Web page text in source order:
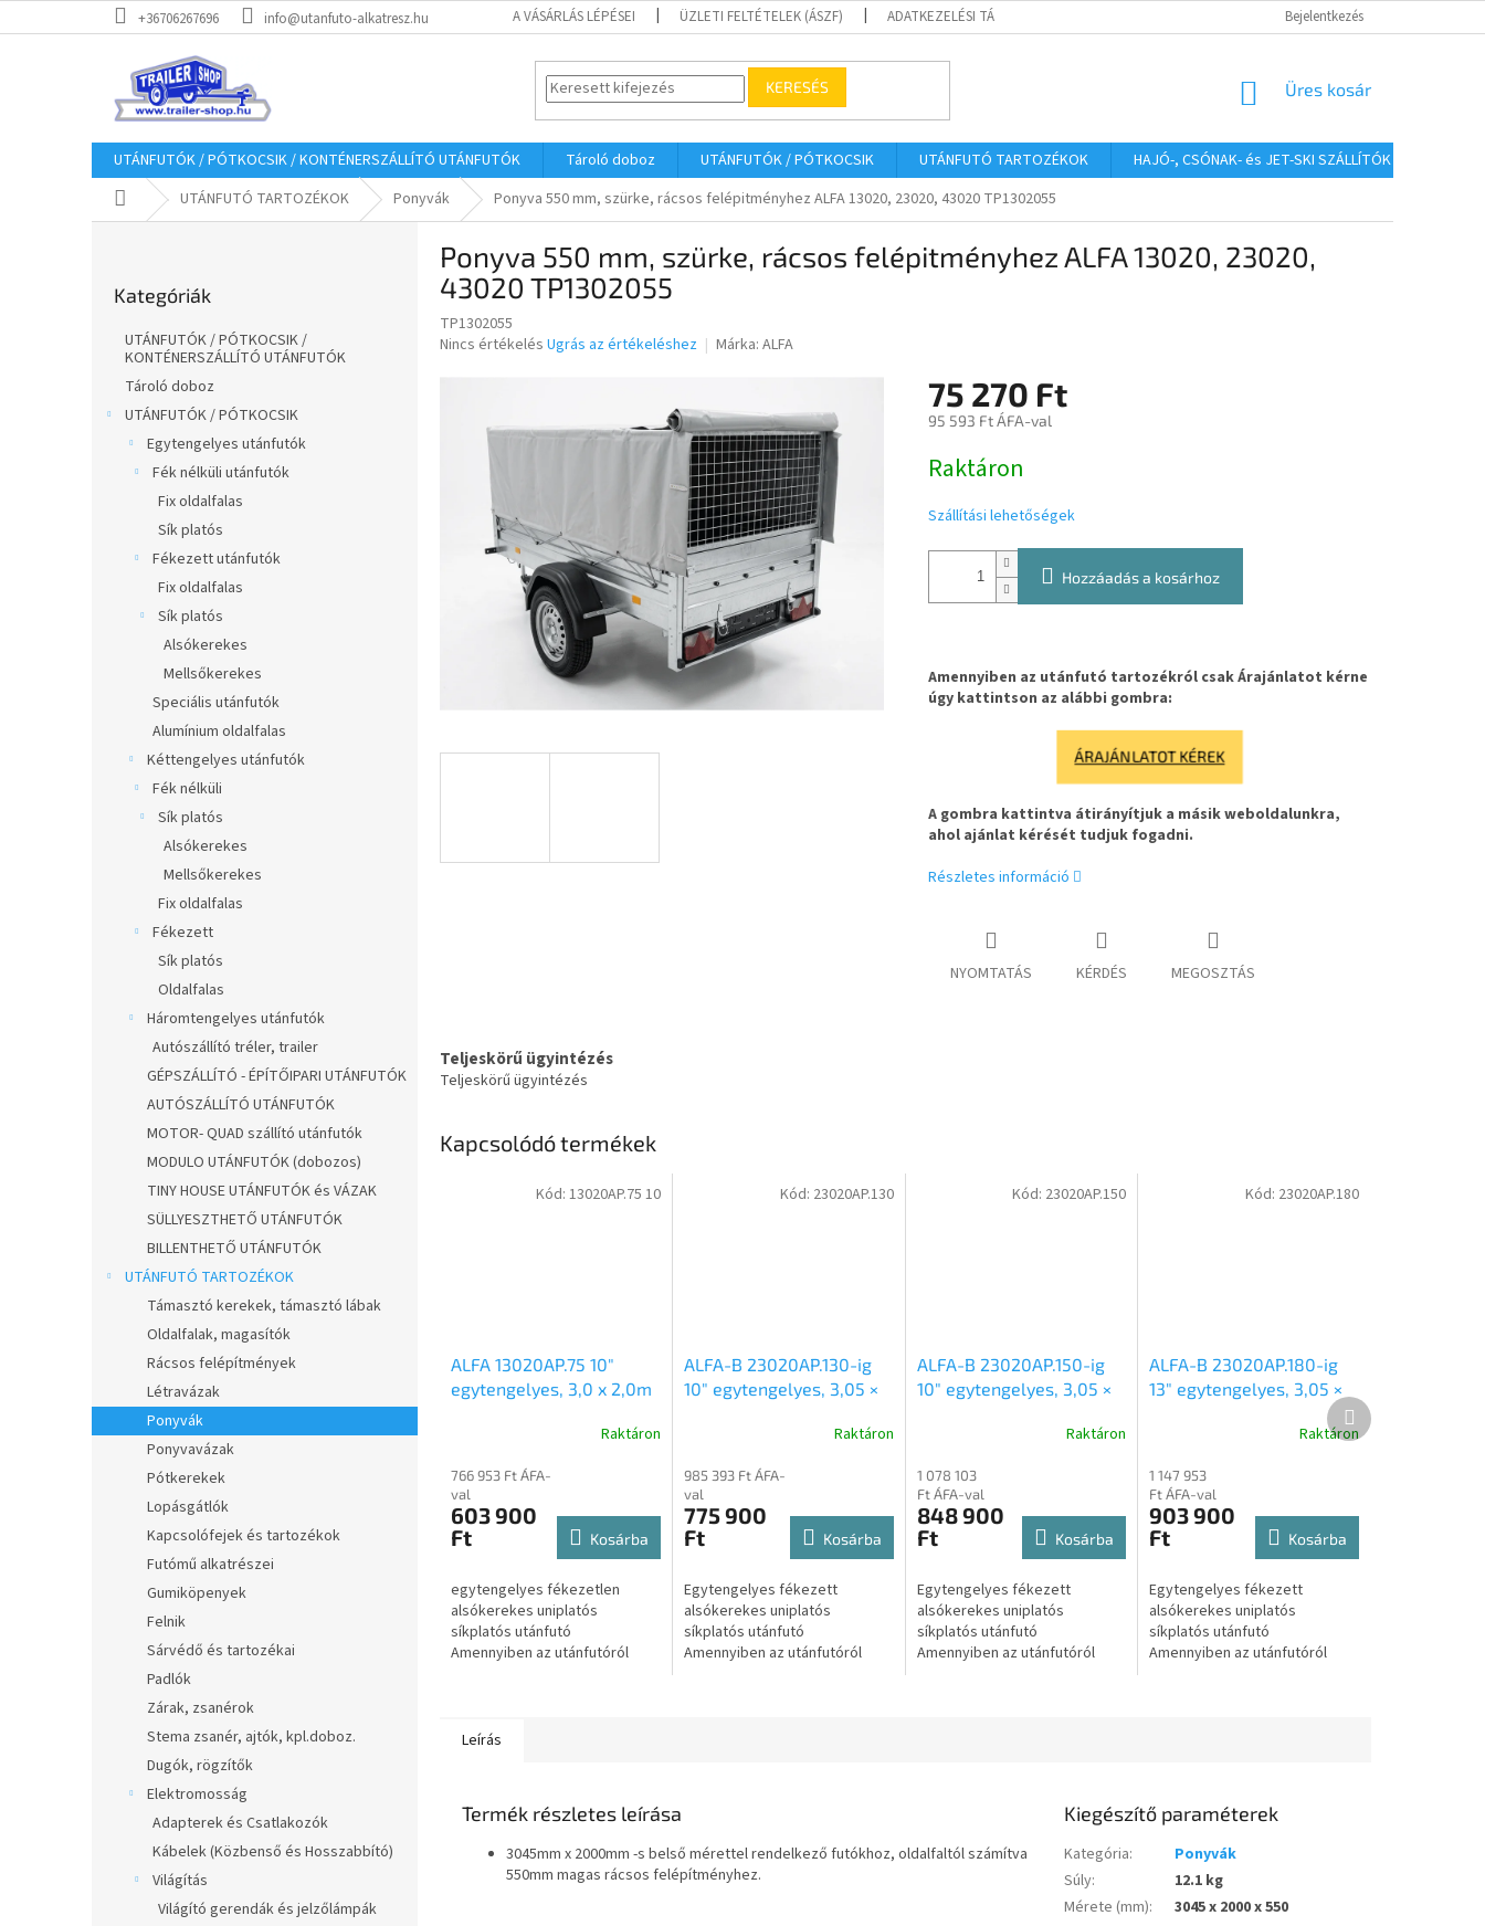
a
+36706267696 info@utanfuto-alkatresz.hu A VÁSÁRLÁS LÉPÉSEI ÜZLETI FELTÉTELEK (ÁSZF) ADATKEZELÉSI TÁJÉKOZTATÓ Bejelentkezés
KERESÉS KOSÁR
Üres kosár
UTÁNFUTÓK / PÓTKOCSIK / KONTÉNERSZÁLLÍTÓ UTÁNFUTÓK Tároló doboz UTÁNFUTÓK / PÓTKOCSIK UTÁNFUTÓ TARTOZÉKOK HAJÓ-, CSÓNAK- és JET-SKI SZÁLLÍTÓK
KezdőlapUTÁNFUTÓ TARTOZÉKOK Ponyvák Ponyva 550 mm, szürke, rácsos felépitményhez ALFA 13020, 23020, 43020 TP1302055
átugrása
Kategóriák
UTÁNFUTÓK / PÓTKOCSIK /
KONTÉNERSZÁLLÍTÓ UTÁNFUTÓK
Tároló doboz
UTÁNFUTÓK / PÓTKOCSIK
Egytengelyes utánfutók
Fék nélküli utánfutók
Fix oldalfalas
Sík platós
Fékezett utánfutók
Fix oldalfalas
Sík platós
Alsókerekes
Mellsőkerekes
Speciális utánfutók
Alumínium oldalfalas
Kéttengelyes utánfutók
Fék nélküli
Sík platós
Alsókerekes
Mellsőkerekes
Fix oldalfalas
Fékezett
Sík platós
Oldalfalas
Háromtengelyes utánfutók
Autószállító tréler, trailer
GÉPSZÁLLÍTÓ - ÉPÍTŐIPARI UTÁNFUTÓK
AUTÓSZÁLLÍTÓ UTÁNFUTÓK
MOTOR- QUAD szállító utánfutók
MODULO UTÁNFUTÓK (dobozos)
TINY HOUSE UTÁNFUTÓK és VÁZAK
SÜLLYESZTHETŐ UTÁNFUTÓK
BILLENTHETŐ UTÁNFUTÓK
UTÁNFUTÓ TARTOZÉKOK
Támasztó kerekek, támasztó lábak
Oldalfalak, magasítók
Rácsos felépítmények
Létravázak
Ponyvák
Ponyvavázak
Pótkerekek
Lopásgátlók
Kapcsolófejek és tartozékok
Futómű alkatrészei
Gumiköpenyek
Felnik
Sárvédő és tartozékai
Padlók
Zárak, zsanérok
Stema zsanér, ajtók, kpl.doboz.
Dugók, rögzítők
Elektromosság
Adapterek és Csatlakozók
Kábelek (Közbenső és Hosszabbító)
Világítás
Világító gerendák és jelzőlámpák
Ponyva 550 mm, szürke, rácsos felépitményhez ALFA 13020, 23020,
43020 TP1302055
TP1302055
A
Nincs értékelés Ugrás az értékeléshez Márka: ALFA
75 270 Ft
95 593 Ft ÁFA-val
Raktáron
Szállítási lehetőségek
Hozzáadás a kosárhoz
Amennyiben az utánfutó tartozékról csak Árajánlatot kérne
úgy kattintson az alábbi gombra:
ÁRAJÁNLATOT KÉREK
A gombra kattintva átirányítjuk a másik weboldalunkra,
ahol ajánlat kérését tudjuk fogadni.
Részletes információ
NYOMTATÁS KÉRDÉS MEGOSZTÁS
Teljeskörű ügyintézés
Teljeskörű ügyintézés
Kapcsolódó termékek
ALFA 13020AP.75 10"
egytengelyes, 3,0 x 2,0m
alsókerekes síkplatósRaktáron
766 953 Ft ÁFA-
val
603 900
Ft
Kosárba
egytengelyes fékezetlen
alsókerekes uniplatós
síkplatós utánfutó
Amennyiben az utánfutóról
Kód: 13020AP.75 10
ALFA-B 23020AP.130-ig
10″ egytengelyes, 3,05 ×
fékezett alsókerekes
utánfutó trailer, tréler
Raktáron
985 393 Ft ÁFA-
val
775 900
Ft
Kosárba
Egytengelyes fékezett
alsókerekes uniplatós
síkplatós utánfutó
Amennyiben az utánfutóról
Kód: 23020AP.130
ALFA-B 23020AP.150-ig
10″ egytengelyes, 3,05 ×
fékezett alsókerekes
utánfutó trailer, tréler
Raktáron
1 078 103
Ft ÁFA-val
848 900
Ft
Kosárba
Egytengelyes fékezett
alsókerekes uniplatós
síkplatós utánfutó
Amennyiben az utánfutóról
Kód: 23020AP.150
ALFA-B 23020AP.180-ig
13″ egytengelyes, 3,05 ×
fékezett alsókerekes
utánfutó trailer, tréler
Raktáron
1 147 953
Ft ÁFA-val
903 900
Ft
Kosárba
Egytengelyes fékezett
alsókerekes uniplatós
síkplatós utánfutó
Amennyiben az utánfutóról
Kód: 23020AP.180
Következő
termék
Leírás
Termék részletes leírása
3045mm x 2000mm -s belső mérettel rendelkező futókhoz, oldalfaltól számítva
550mm magas rácsos felépítményhez.
Kiegészítő paraméterek
Kategória:
Ponyvák
Súly:
12.1 kg
Mérete (mm): 3045 x 2000 x 550